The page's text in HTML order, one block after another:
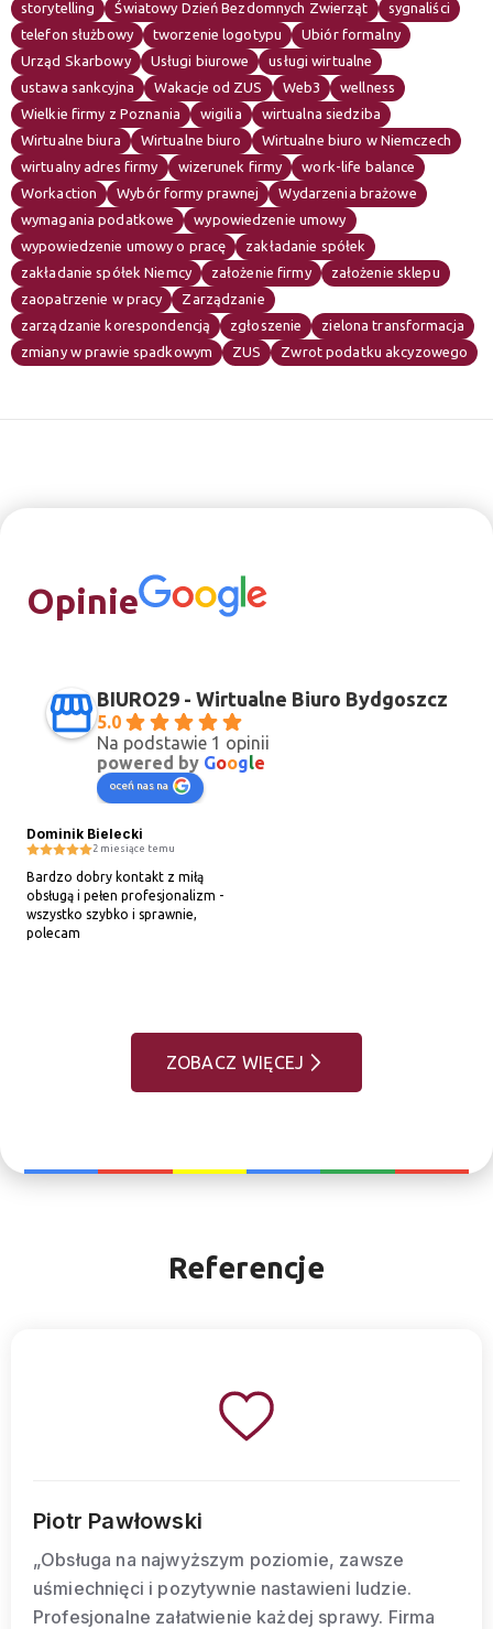
storytelling Światowy Dzień Bezdomnych Zwierząt
sygnaliści
telefon służbowy
tworzenie logotypu
Ubiór formalny
Urząd Skarbowy
Usługi biurowe
usługi wirtualne
ustawa sankcyjna
Wakacje od ZUS Web3
wellness
Wielkie firmy z Poznania
wigilia
wirtualna siedziba
Wirtualne biura
Wirtualne biuro
Wirtualne biuro w Niemczech
wirtualny adres firmy
wizerunek firmy
work-life balance
Workaction
Wybór formy prawnej
Wydarzenia brażowe
wymagania podatkowe
wypowiedzenie umowy
wypowiedzenie umowy o pracę
zakładanie spółek
zakładanie spółek Niemcy
założenie firmy
założenie sklepu
zaopatrzenie w pracy
Zarządzanie
zarządzanie korespondencją
zgłoszenie
zielona transformacja
zmiany w prawie spadkowym
ZUS Zwrot podatku akcyzowego
Opinie
BIURO29 - Wirtualne Biuro Bydgoszcz
5.0
Na podstawie 1 opinii
powered by Google
oceń nas na
Dominik Bielecki
2 miesiące temu
Bardzo dobry kontakt z miłą
obsługą i pełen profesjonalizm -
wszystko szybko i sprawnie,
polecam
ZOBACZ WIĘCEJ
Referencje
Teresa Zwolińska
„(…)Według mnie na działania biznesowe składa
się suma drobnych spraw, a w tych jesteśmy
odciążani w 100% za niską kwotę kilkuset złotych